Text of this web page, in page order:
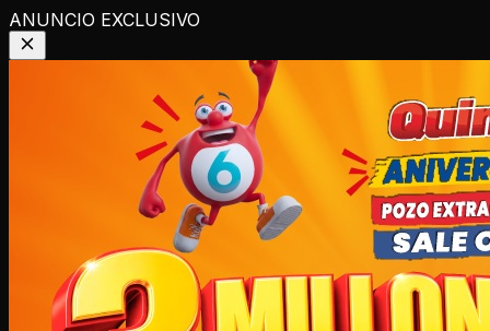
ANUNCIO EXCLUSIVO